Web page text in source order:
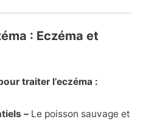
: Eczéma et
traiter l’eczéma :
– Le poisson sauvage et